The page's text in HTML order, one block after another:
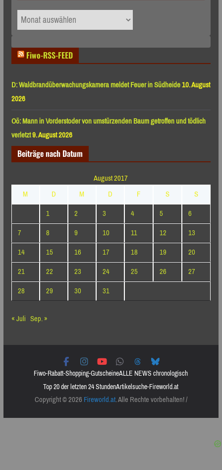
Archiv
nach
Fiwo-RSS-FEED
D: Waldbrandüberwachungskamera meldet Feuer in Südheide10. August
2026
Oö: Mann in Vorderstoder von umstürzenden Baum getroffen und tödlich
verletzt9. August 2026
Beiträge nach Datum
August 2017
M
D M D F S
S
1
2 3 4 5
6
7
8 9 10 11 12
13
14
15 16 17 18 19
20
21
22 23 24 25 26
27
28
29 30
31
« Juli Sep. »
Fiwo-Rabatt-Shopping-GutscheineALLE NEWS chronologisch
Top 20 der letzten 24 StundenArtikelsuche-Fireworld.at
Copyright © 2026Fireworld.at. Alle Rechte vorbehalten! /